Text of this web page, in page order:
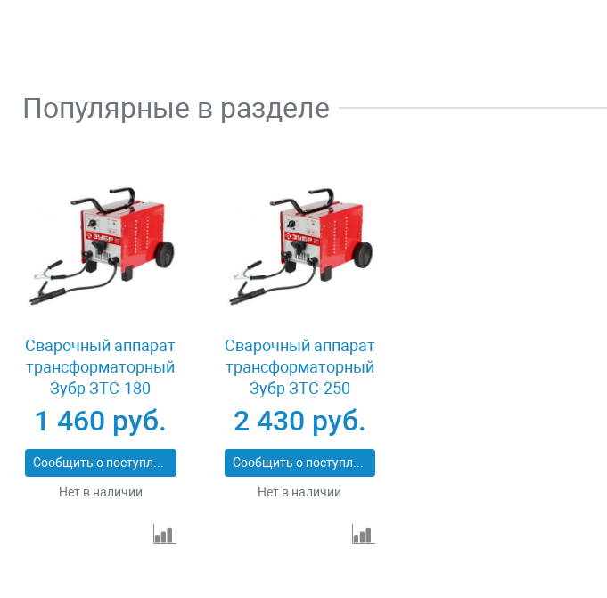
Популярные в разделе
Сварочный аппарат
трансформаторный
Зубр ЗТС-180
1 460 руб.
Сообщить о поступлении
Нет в наличии
Сварочный аппарат
трансформаторный
Зубр ЗТС-250
2 430 руб.
Сообщить о поступлении
Нет в наличии